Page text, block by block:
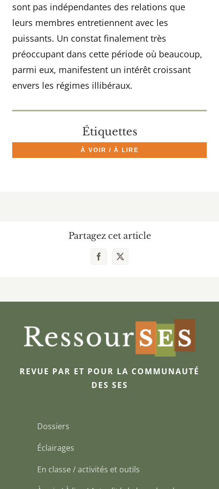
sont pas indépendantes des relations que
leurs membres entretiennent avec les
puissants. Un constat finalement très
préoccupant dans cette période où beaucoup,
parmi eux, manifestent un intérêt croissant
envers les régimes illibéraux.
Étiquettes
À VOIR / À LIRE
Partagez cet article
Facebook
X
REVUE PAR ET POUR LA COMMUNAUTÉ
DES SES
Dossiers
Éclairages
En classe / activités et outils